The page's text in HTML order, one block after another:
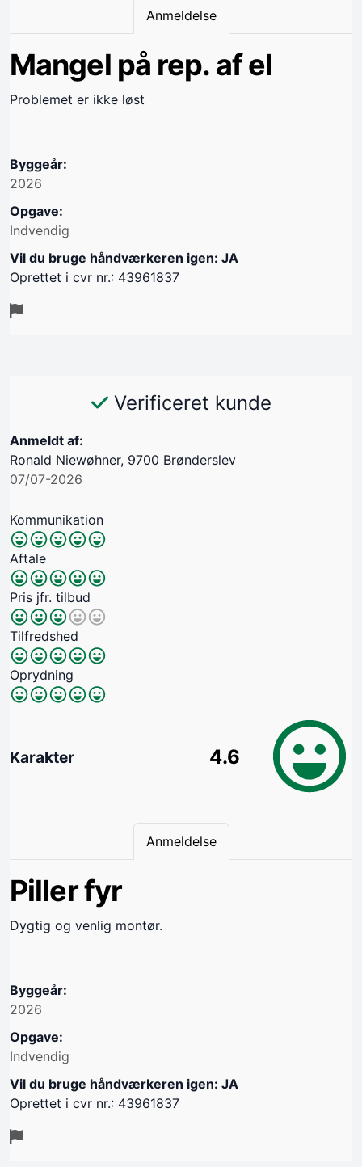
Anmeldelse
Mangel på rep. af el
Problemet er ikke løst
Byggeår:
2026
Opgave:
Indvendig
Vil du bruge håndværkeren igen: JA
Oprettet i cvr nr.: 43961837
Verificeret kunde
Anmeldt af:
Ronald Niewøhner, 9700 Brønderslev
07/07-2026
Kommunikation
Aftale
Pris jfr. tilbud
Tilfredshed
Oprydning
Karakter 4.6
Anmeldelse
Piller fyr
Dygtig og venlig montør.
Byggeår:
2026
Opgave:
Indvendig
Vil du bruge håndværkeren igen: JA
Oprettet i cvr nr.: 43961837